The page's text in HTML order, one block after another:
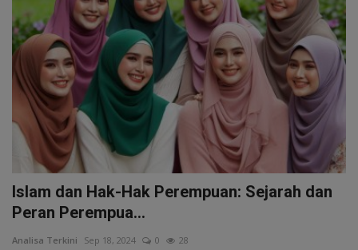
Islam dan Hak-Hak Perempuan: Sejarah dan
Peran Perempua...
Analisa Terkini Sep 18, 2024 0 28